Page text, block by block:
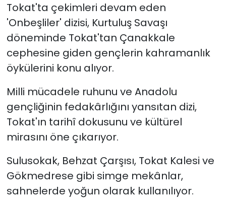
Tokat'ta çekimleri devam eden
'Onbeşliler' dizisi, Kurtuluş Savaşı
döneminde Tokat'tan Çanakkale
cephesine giden gençlerin kahramanlık
öykülerini konu alıyor.
Milli mücadele ruhunu ve Anadolu
gençliğinin fedakârlığını yansıtan dizi,
Tokat'ın tarihî dokusunu ve kültürel
mirasını öne çıkarıyor.
Sulusokak, Behzat Çarşısı, Tokat Kalesi ve
Gökmedrese gibi simge mekânlar,
sahnelerde yoğun olarak kullanılıyor.